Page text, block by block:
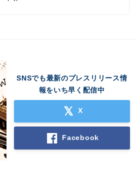
SNSでも最新のプレスリリース情
報をいち早く配信中
X
Facebook